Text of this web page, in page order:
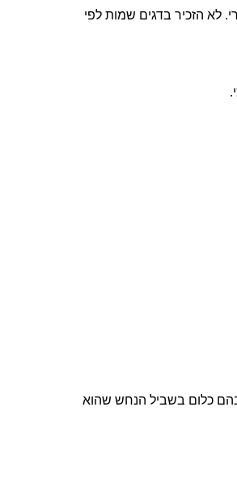
לא הזכיר בדגים שמות לפי
כלום בשביל הנחש שהוא